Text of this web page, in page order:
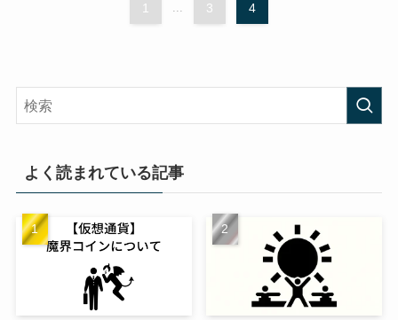
1 ... 3 4
よく読まれている記事